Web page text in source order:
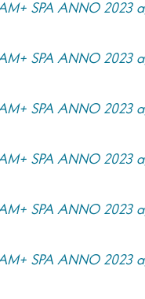
SPA ANNO 2023
SPA ANNO 2023
SPA ANNO 2023
SPA ANNO 2023
SPA ANNO 2023
SPA ANNO 2023